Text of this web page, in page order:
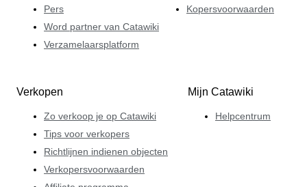
Pers
Word partner van Catawiki
Verzamelaarsplatform
Kopersvoorwaarden
Verkopen
Zo verkoop je op Catawiki
Tips voor verkopers
Richtlijnen indienen objecten
Verkopersvoorwaarden
Mijn Catawiki
Helpcentrum